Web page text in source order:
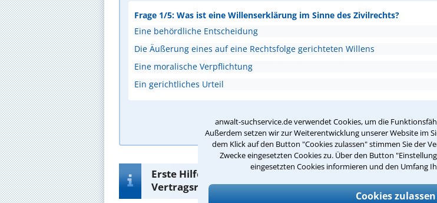
anwalt-suchservice.de verwendet Cookies, um die
Außerdem setzen wir zur Weiterentwicklung unserer Website im
dem Klick auf den Button "Cookies zulassen" stimmen Sie der
Zwecke eingesetzten Cookies zu. Über den Button
eingesetzten Cookies informieren und den Umfang
Cookies zulassen
Frage 1/5: Was ist eine Willenserklärung im Sinne des Zivilrechts?
Eine behördliche Entscheidung
Die Äußerung eines auf eine Rechtsfolge gerichteten Willens
Eine moralische Verpflichtung
Ein gerichtliches Urteil
Antwort überprüfen
Erste Hilfe-Infos bei der Suche nach einem Anwalt für
Vertragsrecht in Ludwigsburg